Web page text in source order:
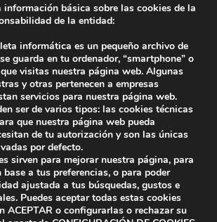
información básica sobre las cookies de la
de la entidad:
informática es un pequeño archivo de
guarda en tu ordenador, “smartphone” o
visitas nuestra página web. Algunas
y otras pertenecen a empresas
servicios para nuestra página web.
ser de varios tipos: las cookies técnicas
que nuestra página web pueda
de tu autorización y son las únicas
por defecto.
sirven para mejorar nuestra página, para
a tus preferencias, o para poder
ajustada a tus búsquedas, gustos e
Puedes aceptar todas estas cookies
ACEPTAR o configurarlas o rechazar su